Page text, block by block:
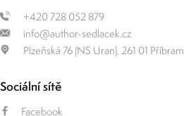
+420 728 052 879
info@author-sedlacek.cz
Plzeňská 76 (NS Uran), 261 01 Příbram
Sociální sítě
Facebook